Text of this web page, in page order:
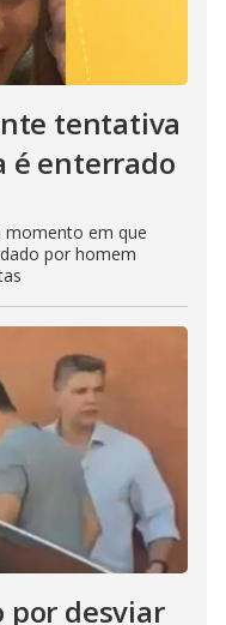
tentativa
é enterrado
momento em que
por homem
por desviar